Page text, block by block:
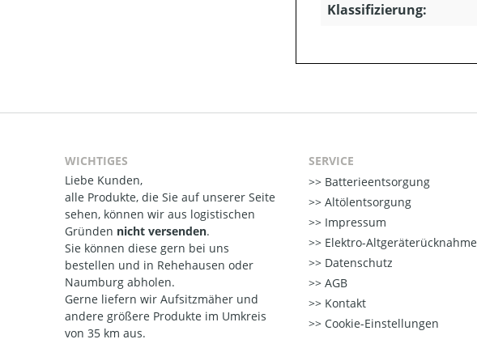
Klassifizierung:
WICHTIGES
Liebe Kunden,
alle Produkte, die Sie auf unserer Seite
sehen, können wir aus logistischen
Gründen nicht versenden.
Sie können diese gern bei uns
bestellen und in Rehehausen oder
Naumburg abholen.
Gerne liefern wir Aufsitzmäher und
andere größere Produkte im Umkreis
von 35 km aus.
SERVICE
Batterieentsorgung
Altölentsorgung
Impressum
Elektro-Altgeräterücknahme
Datenschutz
AGB
Kontakt
Cookie-Einstellungen